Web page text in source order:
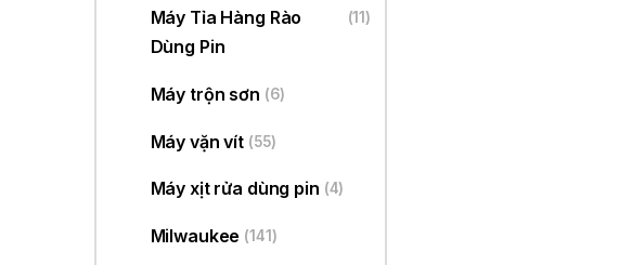
Máy Tỉa Hàng Rào
Dùng Pin
(11)
Máy trộn sơn (6)
Máy vặn vít (55)
Máy xịt rửa dùng pin (4)
Milwaukee (141)